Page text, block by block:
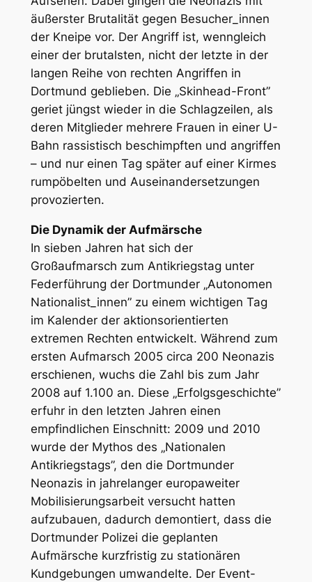
äußerster Brutalität gegen Besucher_innen
der Kneipe vor. Der Angriff ist, wenngleich
einer der brutalsten, nicht der letzte in der
langen Reihe von rechten Angriffen in
Dortmund geblieben. Die „Skinhead-Front”
geriet jüngst wieder in die Schlagzeilen, als
deren Mitglieder mehrere Frauen in einer U-
Bahn rassistisch beschimpften und angriffen
– und nur einen Tag später auf einer Kirmes
rumpöbelten und Auseinandersetzungen
provozierten.
Die Dynamik der Aufmärsche
In sieben Jahren hat sich der
Großaufmarsch zum Antikriegstag unter
Federführung der Dortmunder „Autonomen
Nationalist_innen” zu einem wichtigen Tag
im Kalender der aktionsorientierten
extremen Rechten entwickelt. Während zum
ersten Aufmarsch 2005 circa 200 Neonazis
erschienen, wuchs die Zahl bis zum Jahr
2008 auf 1.100 an. Diese „Erfolgsgeschichte”
erfuhr in den letzten Jahren einen
empfindlichen Einschnitt: 2009 und 2010
wurde der Mythos des „Nationalen
Antikriegstags”, den die Dortmunder
Neonazis in jahrelanger europaweiter
Mobilisierungsarbeit versucht hatten
aufzubauen, dadurch demontiert, dass die
Dortmunder Polizei die geplanten
Aufmärsche kurzfristig zu stationären
Kundgebungen umwandelte. Der Event-